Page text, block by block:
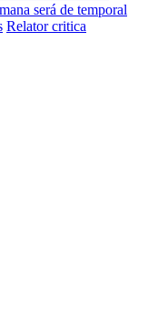
será de temporal
Relator critica